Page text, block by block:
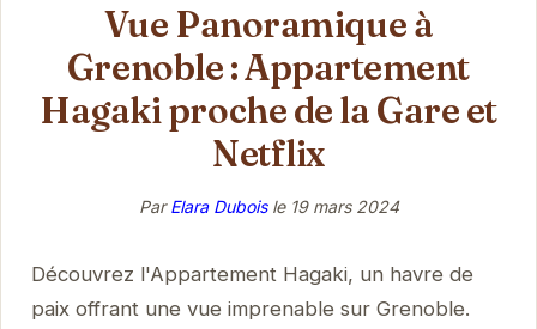
Vue Panoramique à
Grenoble : Appartement
Hagaki proche de la Gare et
Netflix
ParElara Duboisle 19 mars 2024
Découvrez l'Appartement Hagaki, un havre de
paix offrant une vue imprenable sur Grenoble.